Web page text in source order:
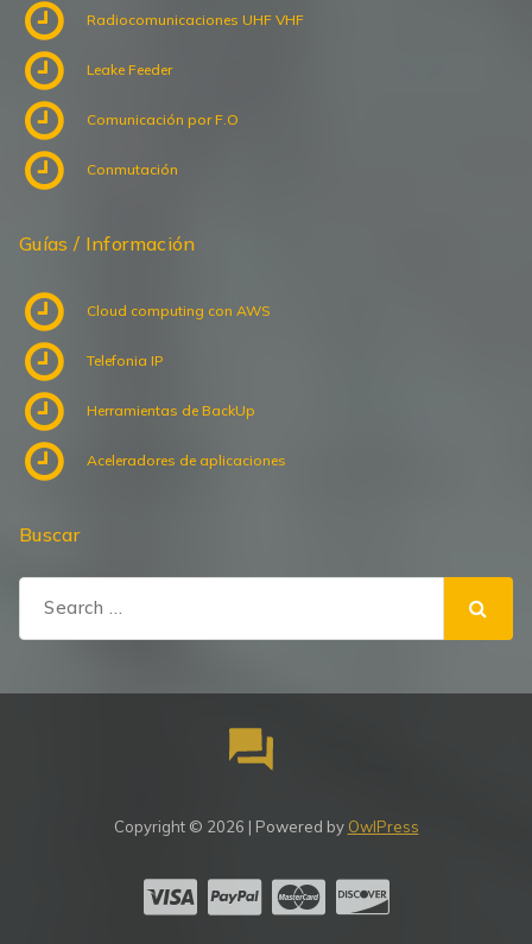
Radiocomunicaciones UHF VHF
Leake Feeder
Comunicación por F.O
Conmutación
Guías / Información
Cloud computing con AWS
Telefonia IP
Herramientas de BackUp
Aceleradores de aplicaciones
Buscar
Copyright © 2026 | Powered by OwlPress